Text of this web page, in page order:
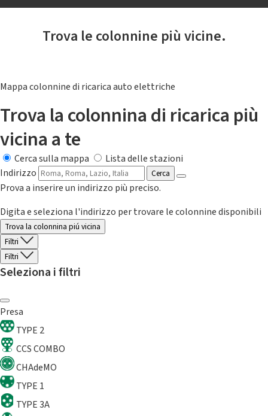
Trova le colonnine più vicine.
Mappa colonnine di ricarica auto elettriche
Trova la colonnina di ricarica più
vicina a te
Cerca sulla mappa
Lista delle stazioni
Indirizzo
Cerca
Prova a inserire un indirizzo più preciso.
Digita e seleziona l'indirizzo per trovare le colonnine disponibili
Trova la colonnina piú vicina
Filtri
Filtri
Seleziona i filtri
Presa
TYPE 2
CCS COMBO
CHAdeMO
TYPE 1
TYPE 3A